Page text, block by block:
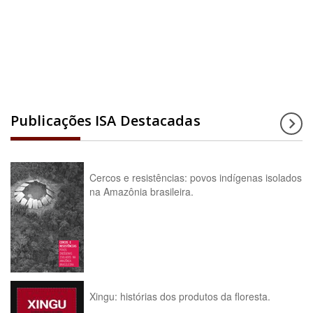
Publicações ISA Destacadas
Cercos e resistências: povos indígenas isolados
na Amazônia brasileira.
Xingu: histórias dos produtos da floresta.